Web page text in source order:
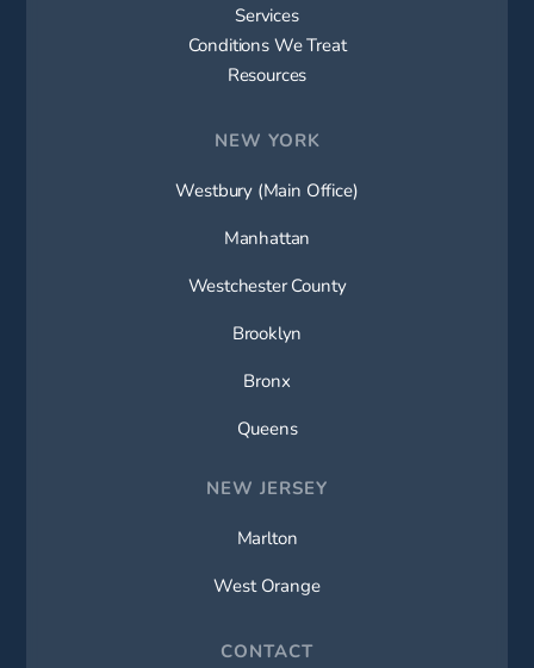
Services
Conditions We Treat
Resources
NEW YORK
Westbury (Main Office)
Manhattan
Westchester County
Brooklyn
Bronx
Queens
NEW JERSEY
Marlton
West Orange
CONTACT